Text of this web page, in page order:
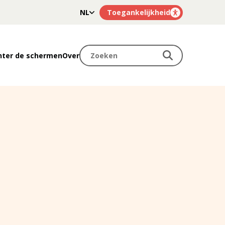
NL Toegankelijkheid
de schermenOver
Zoeken Zoeken